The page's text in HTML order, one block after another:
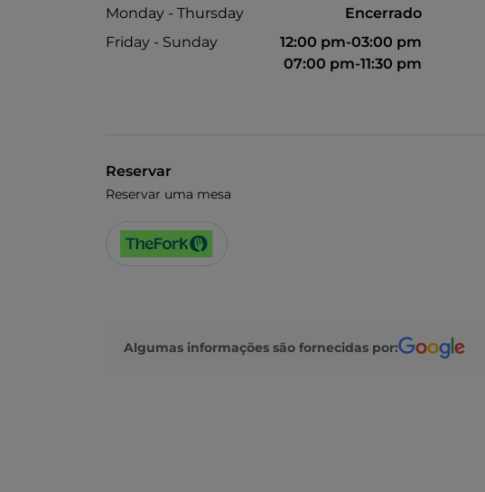
Monday - Thursday
Encerrado
Friday - Sunday
12:00 pm-03:00 pm
07:00 pm-11:30 pm
Reservar
Reservar uma mesa
Algumas informações são fornecidas por: